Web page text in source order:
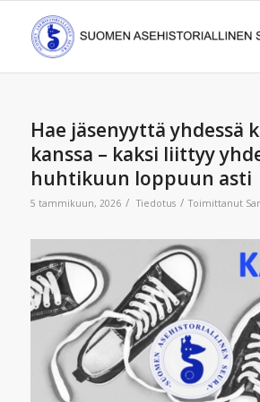
Hae jäsenyyttä yhdessä
kanssa – kaksi liittyy
huhtikuun loppuun asti
5 tammikuun, 2026 / Tiedotus / Toimittanut